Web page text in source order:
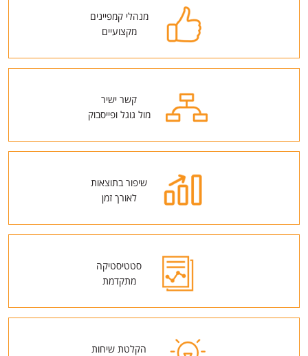
מנהלי קמפיינים
מקצועיים
קשר ישיר
מול גוגל ופייסבוק
שיפור בתוצאות
לאורך זמן
סטטיסטיקה
מתקדמת
הקלטת שיחות